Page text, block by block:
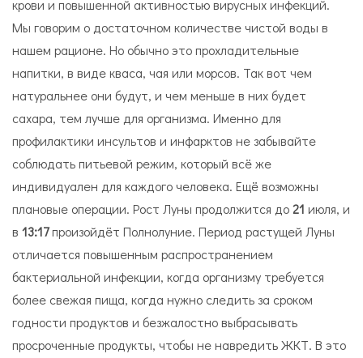
крови и повышенной активностью вирусных инфекций.
Мы говорим о достаточном количестве чистой воды в
нашем рационе. Но обычно это прохладительные
напитки, в виде кваса, чая или морсов. Так вот чем
натуральнее они будут, и чем меньше в них будет
сахара, тем лучше для организма. Именно для
профилактики инсультов и инфарктов не забывайте
соблюдать питьевой режим, который всё же
индивидуален для каждого человека. Ещё возможны
плановые операции. Рост Луны продолжится до21 июля, и
в 13:17произойдёт Полнолуние. Период растущей Луны
отличается повышенным распространением
бактериальной инфекции, когда организму требуется
более свежая пища, когда нужно следить за сроком
годности продуктов и безжалостно выбрасывать
просроченные продукты, чтобы не навредить ЖКТ. В это